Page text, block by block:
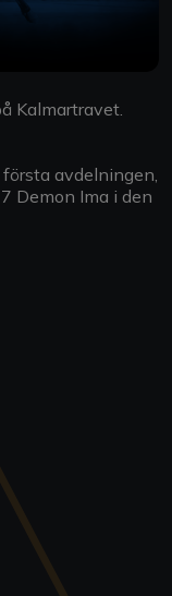
Kalmartravet.
första avdelningen,
Demon Ima i den